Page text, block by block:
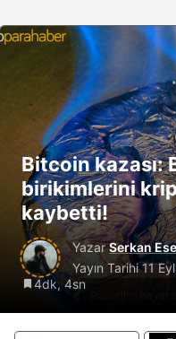
Bitcoin kazası:
birikimlerini
kaybetti!
YazarSerkan
Yayın Tarihi11
4dk, 4sn